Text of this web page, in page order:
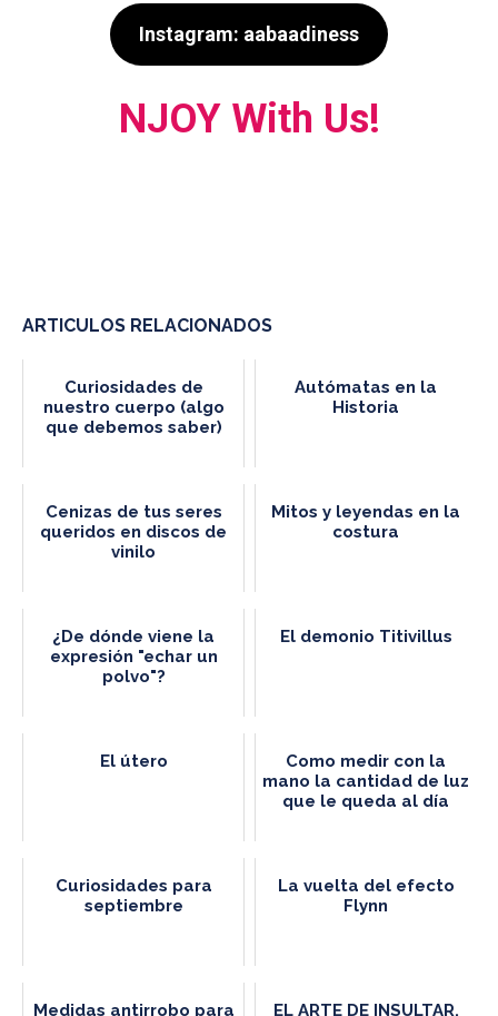
Instagram: aabaadiness
NJOY With Us!
ARTICULOS RELACIONADOS
Curiosidades de
nuestro cuerpo (algo
que debemos saber)
Autómatas en la
Historia
Cenizas de tus seres
queridos en discos de
vinilo
Mitos y leyendas en la
costura
¿De dónde viene la
expresión "echar un
polvo"?
El demonio Titivillus
El útero
Como medir con la
mano la cantidad de luz
que le queda al día
Curiosidades para
septiembre
La vuelta del efecto
Flynn
Medidas antirrobo para
EL ARTE DE INSULTAR.